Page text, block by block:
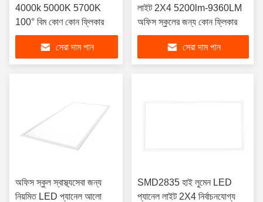
4000k 5000K 5700K
100° বিম কোণ কোন ফ্লিকার
সেরা দাম পান
লাইট 2X4 5200lm-9360LM
অফিস স্কুলের জন্য কোন ফ্লিকার
সেরা দাম পান
অফিস স্কুল স্বাস্থ্যসেবা জন্য
নিয়মিত LED প্যানেল আলো
SMD2835 হাই লুমেন LED
প্যানেল লাইট 2X4 নির্বাচনযোগ্য